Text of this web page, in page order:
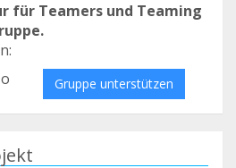
für Teamers und Teaming
o Gruppe unterstützen